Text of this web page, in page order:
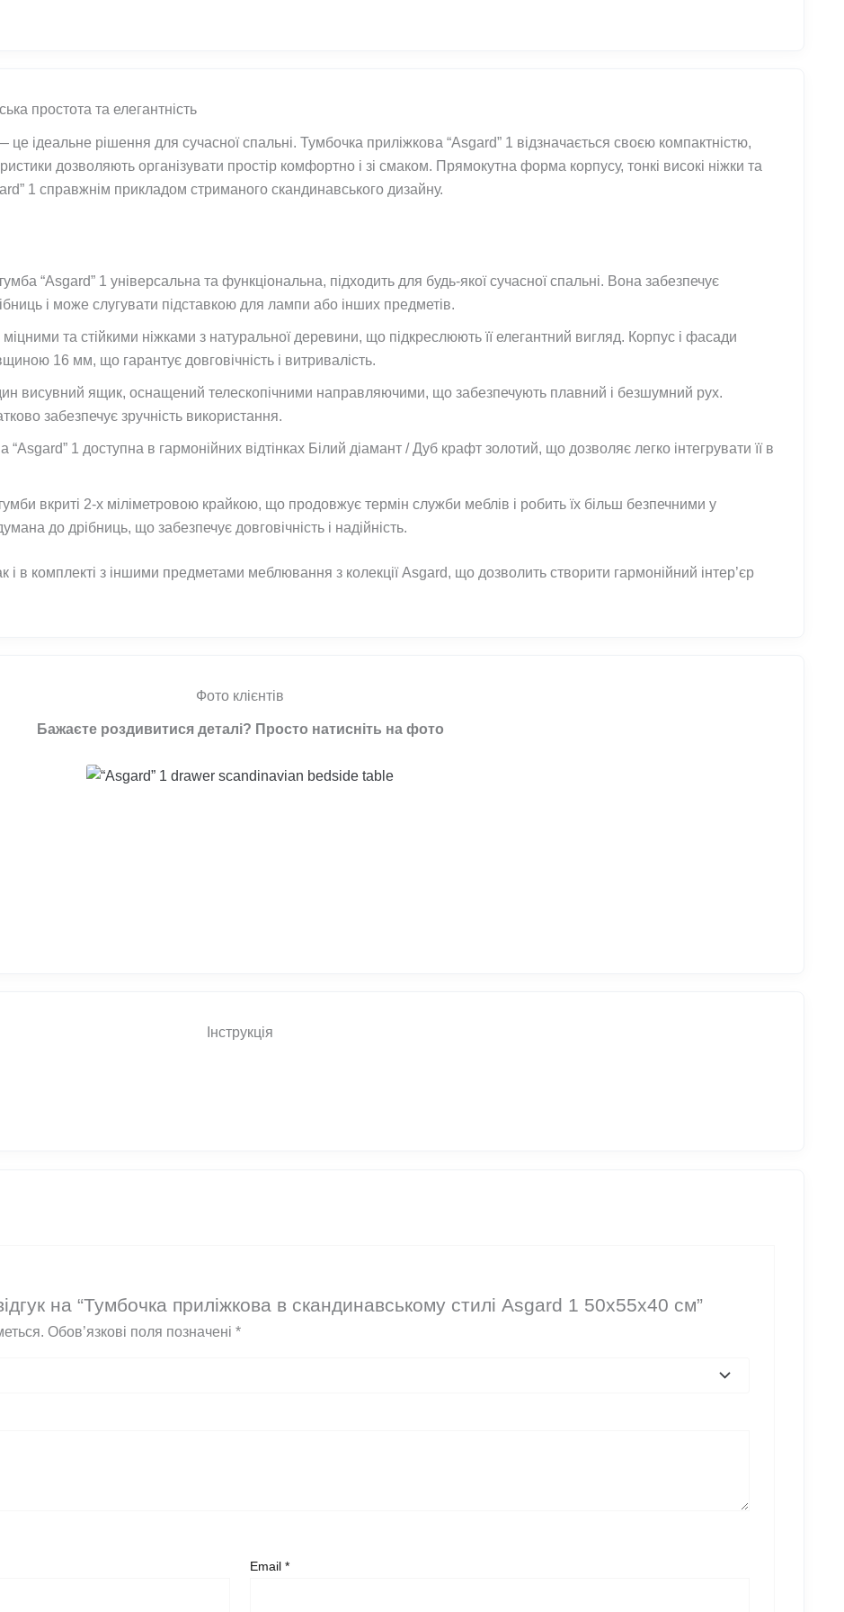
простота та елегантність
ідеальне рішення для сучасної спальні. Тумбочка приліжкова “Asgard” 1 відзначається своєю компактністю,
дозволяють організувати простір комфортно і зі смаком. Прямокутна форма корпусу, тонкі високі ніжки та
1 справжнім прикладом стриманого скандинавського дизайну.
“Asgard” 1 універсальна та функціональна, підходить для будь-якої сучасної спальні. Вона забезпечує
і може слугувати підставкою для лампи або інших предметів.
та стійкими ніжками з натуральної деревини, що підкреслюють її елегантний вигляд. Корпус і фасади
16 мм, що гарантує довговічність і витривалість.
висувний ящик, оснащений телескопічними направляючими, що забезпечують плавний і безшумний рух.
забезпечує зручність використання.
“Asgard” 1 доступна в гармонійних відтінках Білий діамант / Дуб крафт золотий, що дозволяє легко інтегрувати її в
вкриті 2-х міліметровою крайкою, що продовжує термін служби меблів і робить їх більш безпечними у
до дрібниць, що забезпечує довговічність і надійність.
і в комплекті з іншими предметами меблювання з колекції Asgard, що дозволить створити гармонійний інтер’єр
Фото клієнтів
Бажаєте роздивитися деталі? Просто натисніть на фото
Інструкція
на “Тумбочка приліжкова в скандинавському стилі Asgard 1 50x55x40 см”
Обов’язкові поля позначені *
Email*